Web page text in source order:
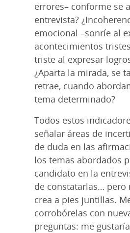
errores– conforme se
entrevista?
emocional –sonríe al
acontecimientos
triste al expresar
¿Aparta la mirada, se
retrae, cuando
tema determinado?
Todos estos
señalar áreas de
de duda en las
los temas abordados
candidato en la
de constatarlas… pero
crea a pies juntillas.
corrobórelas con
preguntas: me